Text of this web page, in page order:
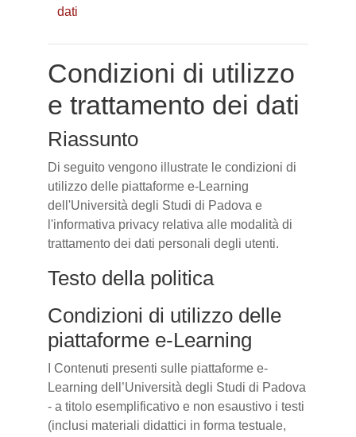
dati
Condizioni di utilizzo
e trattamento dei dati
Riassunto
Di seguito vengono illustrate le condizioni di
utilizzo delle piattaforme e-Learning
dell'Università degli Studi di Padova e
l'informativa privacy relativa alle modalità di
trattamento dei dati personali degli utenti.
Testo della politica
Condizioni di utilizzo delle
piattaforme e-Learning
I Contenuti presenti sulle piattaforme e-
Learning dell’Università degli Studi di Padova
- a titolo esemplificativo e non esaustivo i testi
(inclusi materiali didattici in forma testuale,